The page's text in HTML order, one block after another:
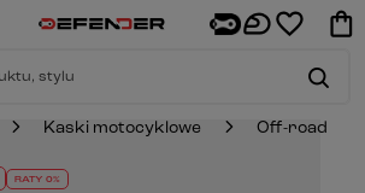
Kaski motocyklowe Off-road
RATY 0%